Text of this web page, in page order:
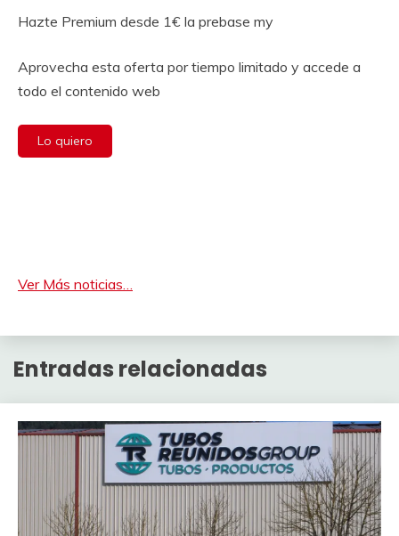
Hazte Premium desde 1€ la prebase my
Aprovecha esta oferta por tiempo limitado y accede a
todo el contenido web
Lo quiero
Ver Más noticias…
Entradas relacionadas